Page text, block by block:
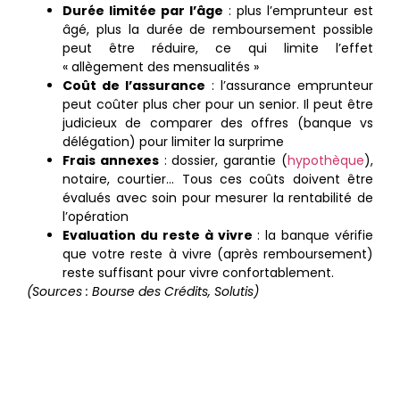
Durée limitée par l’âge : plus l’emprunteur est
âgé, plus la durée de remboursement possible
peut être réduire, ce qui limite l’effet
« allègement des mensualités »
Coût de l’assurance : l’assurance emprunteur
peut coûter plus cher pour un senior. Il peut être
judicieux de comparer des offres (banque vs
délégation) pour limiter la surprime
Frais annexes: dossier, garantie (hypothèque),
notaire, courtier… Tous ces coûts doivent être
évalués avec soin pour mesurer la rentabilité de
l’opération
Evaluation du reste à vivre : la banque vérifie
que votre reste à vivre (après remboursement)
reste suffisant pour vivre confortablement.
(Sources : Bourse des Crédits, Solutis)